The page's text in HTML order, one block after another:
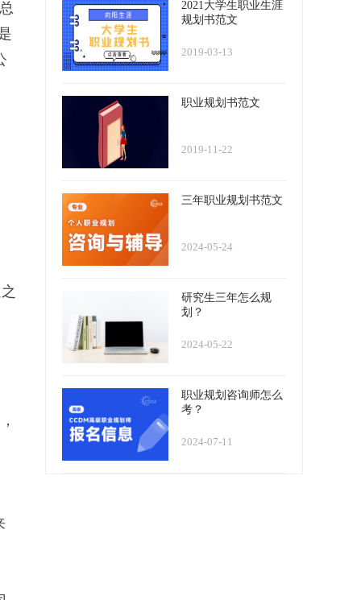
2021大学生职业生涯
规划书范文
2019-03-13
职业规划书范文
2019-11-22
三年职业规划书范文
2024-05-24
研究生三年怎么规
划？
2024-05-22
职业规划咨询师怎么
考？
2024-07-11